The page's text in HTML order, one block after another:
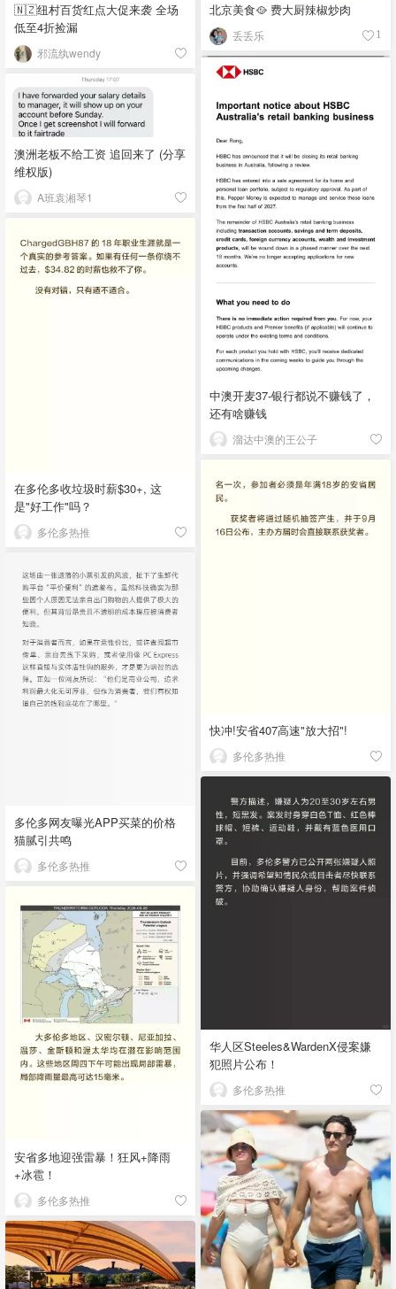
🇳🇿纽村百货红点大促来袭 全场
低至4折捡漏
邪流纨wendy
北京美食🥘 费大厨辣椒炒肉
丢丢乐 1
中澳开麦37-银行都说不赚钱了，
还有啥赚钱
溜达中澳的王公子
澳洲老板不给工资 追回来了 (分享
维权版)
A班袁湘琴1
在多伦多收垃圾时薪$30+, 这
是"好工作"吗？
多伦多热推
快冲!安省407高速"放大招"!
多伦多热推
多伦多网友曝光APP买菜的价格
猫腻引共鸣
多伦多热推
华人区Steeles&WardenX侵案嫌
犯照片公布！
多伦多热推
安省多地迎强雷暴！狂风+降雨
+冰雹！
多伦多热推